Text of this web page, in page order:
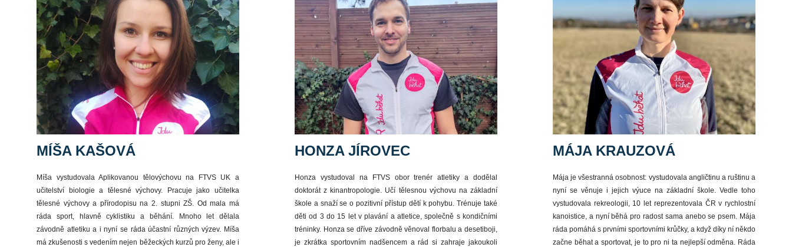
MÍŠA KAŠOVÁ
Míša vystudovala Aplikovanou tělovýchovu na FTVS UK a
učitelství biologie a tělesné výchovy. Pracuje jako učitelka
tělesné výchovy a přírodopisu na 2. stupni ZŠ. Od mala má
ráda sport, hlavně cyklistiku a běhání. Mnoho let dělala
závodně atletiku a i nyní se ráda účastní různých výzev. Míša
má zkušenosti s vedením nejen běžeckých kurzů pro ženy, ale i
HONZA JÍROVEC
Honza vystudoval na FTVS obor trenér atletiky a dodělal
doktorát z kinantropologie. Učí tělesnou výchovu na základní
škole a snaží se o pozitivní přístup dětí k pohybu. Trénuje také
děti od 3 do 15 let v plavání a atletice, společně s kondičními
tréninky. Honza se dříve závodně věnoval florbalu a desetiboji,
je zkrátka sportovním nadšencem a rád si zahraje jakoukoli
MÁJA KRAUZOVÁ
Mája je všestranná osobnost: vystudovala angličtinu a ruštinu a
nyní se věnuje i jejich výuce na základní škole. Vedle toho
vystudovala rekreologii, 10 let reprezentovala ČR v rychlostní
kanoistice, a nyní běhá pro radost sama anebo se psem. Mája
ráda pomáhá s prvními sportovními krůčky, a když díky ní někdo
začne běhat a sportovat, je to pro ni ta nejlepší odměna. Ráda